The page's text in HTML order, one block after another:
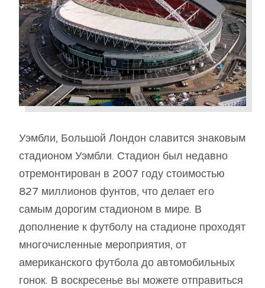
Уэмбли, Большой Лондон славится знаковым
стадионом Уэмбли. Стадион был недавно
отремонтирован в 2007 году стоимостью
827 миллионов фунтов, что делает его
самым дорогим стадионом в мире. В
дополнение к футболу на стадионе проходят
многочисленные мероприятия, от
американского футбола до автомобильных
гонок. В воскресенье вы можете отправиться